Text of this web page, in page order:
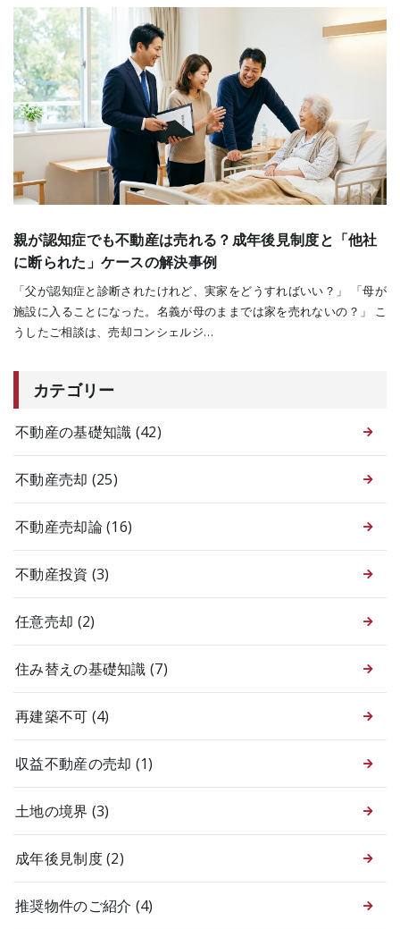
親が認知症でも不動産は売れる？成年後見制度と「他社
に断られた」ケースの解決事例
「父が認知症と診断されたけれど、実家をどうすればいい？」 「母が
施設に入ることになった。名義が母のままでは家を売れないの？」 こ
うしたご相談は、売却コンシェルジ…
カテゴリー
不動産の基礎知識 (42)
不動産売却 (25)
不動産売却論(16)
不動産投資 (3)
任意売却 (2)
住み替えの基礎知識(7)
再建築不可 (4)
収益不動産の売却 (1)
土地の境界 (3)
成年後見制度(2)
推奨物件のご紹介 (4)